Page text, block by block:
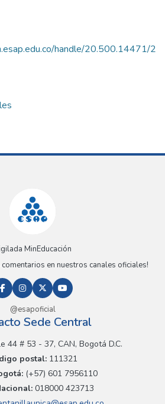
handle/20.500.14471/2
MinEducación
comentarios en nuestros canales oficiales!
@esapoficial
Sede Central
44 # 53 - 37, CAN, Bogotá D.C.
postal: 111321
(+57) 601 7956110
018000 423713